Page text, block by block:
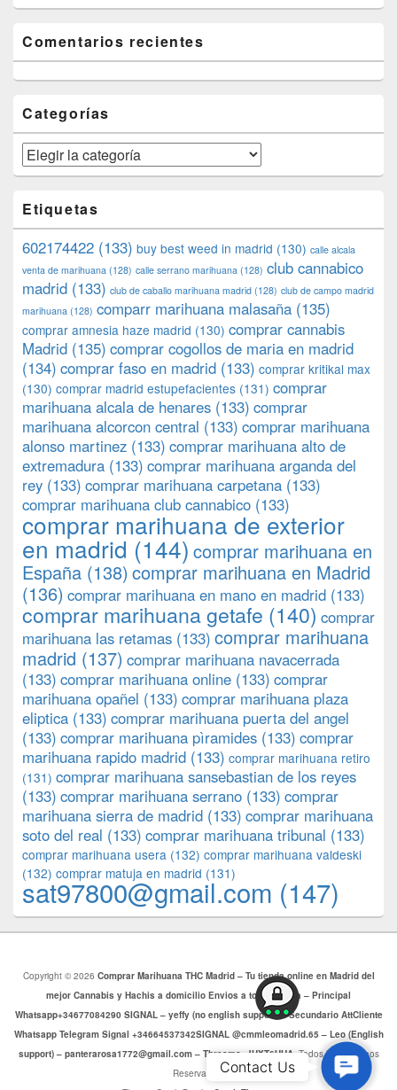
Comentarios recientes
Categorías
Categorías
Etiquetas
602174422 (133) buy best weed in madrid (130) calle alcala
venta de marihuana (128) calle serrano marihuana (128) club cannabico
madrid (133) club de caballo marihuana madrid (128) club de campo madrid
marihuana (128) comparr marihuana malasaña (135)
comprar amnesia haze madrid (130) comprar cannabis
Madrid (135) comprar cogollos de maria en madrid
(134) comprar faso en madrid (133) comprar kritikal max
(130) comprar madrid estupefacientes (131) comprar
marihuana alcala de henares (133) comprar
marihuana alcorcon central (133) comprar marihuana
alonso martinez (133) comprar marihuana alto de
extremadura (133) comprar marihuana arganda del
rey (133) comprar marihuana carpetana (133)
comprar marihuana club cannabico (133)
comprar marihuana de exterior
en madrid (144) comprar marihuana en
España (138) comprar marihuana en Madrid
(136) comprar marihuana en mano en madrid (133)
comprar marihuana getafe (140) comprar
marihuana las retamas (133) comprar marihuana
madrid (137) comprar marihuana navacerrada
(133) comprar marihuana online (133) comprar
marihuana opañel (133) comprar marihuana plaza
eliptica (133) comprar marihuana puerta del angel
(133) comprar marihuana pìramides (133) comprar
marihuana rapido madrid (133) comprar marihuana retiro
(131) comprar marihuana sansebastian de los reyes
(133) comprar marihuana serrano (133) comprar
marihuana sierra de madrid (133) comprar marihuana
soto del real (133) comprar marihuana tribunal (133)
comprar marihuana usera (132) comprar marihuana valdeski
(132) comprar matuja en madrid (131)
sat97800@gmail.com (147)
Copyright © 2026 Comprar Marihuana THC Madrid – Tu tienda online en Madrid del
mejor Cannabis y Hachis a domicilio Envios a toda Europa – Principal
Whatsapp+34677084290 SIGNAL – yeffy (no english support) – Secundario AttCliente
Whatsapp Telegram Signal +34664537342SIGNAL @cmmleomadrid.65 – Leo (English
support) – panterarosa1772@gmail.com – Threema: JHXT6HHA . Todos los Derechos
Reservados.
Us
Contact Us